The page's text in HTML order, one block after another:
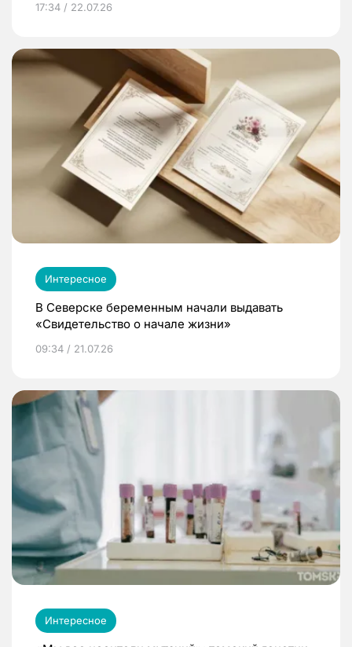
17:34 / 22.07.26
Интересное
В Северске беременным начали выдавать
«Свидетельство о начале жизни»
09:34 / 21.07.26
Интересное